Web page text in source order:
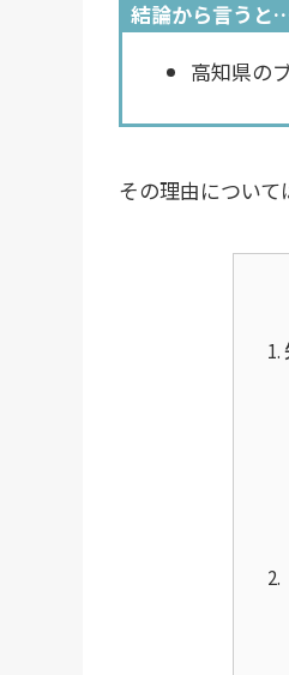
結論から言うと
高知県の
その理由について